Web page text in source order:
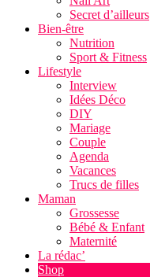
Secret d’ailleurs
Bien-être
Nutrition
Sport & Fitness
Lifestyle
Interview
Idées Déco
DIY
Mariage
Couple
Agenda
Vacances
Trucs de filles
Maman
Grossesse
Bébé & Enfant
Maternité
La rédac’
Shop